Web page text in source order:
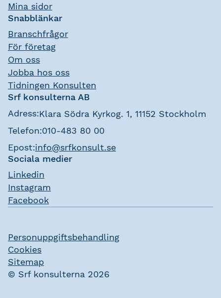
Mina sidor
Snabblänkar
Branschfrågor
För företag
Om oss
Jobba hos oss
Tidningen Konsulten
Srf konsulterna AB
Adress:Klara Södra Kyrkog. 1, 11152 Stockholm
Telefon:010-483 80 00
Epost:info@srfkonsult.se
Sociala medier
Linkedin
Instagram
Facebook
Personuppgiftsbehandling
Cookies
Sitemap
© Srf konsulterna 2026